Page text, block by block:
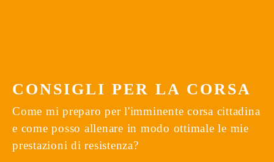
CONSIGLI PER LA CORSA
Come mi preparo per l'imminente corsa cittadina
e come posso allenare in modo ottimale le mie
prestazioni di resistenza?